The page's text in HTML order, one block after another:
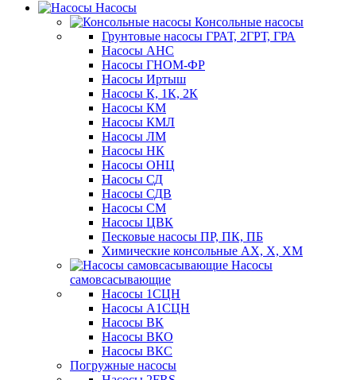
Насосы
Консольные насосы
Грунтовые насосы ГРАТ, 2ГРТ, ГРА
Насосы АНС
Насосы ГНОМ-ФР
Насосы Иртыш
Насосы К, 1К, 2К
Насосы КМ
Насосы КМЛ
Насосы ЛМ
Насосы НК
Насосы ОНЦ
Насосы СД
Насосы СДВ
Насосы СМ
Насосы ЦВК
Песковые насосы ПР, ПК, ПБ
Химические консольные АХ, Х, ХМ
Насосы
самовсасывающие
Насосы 1СЦН
Насосы А1СЦН
Насосы ВК
Насосы ВКО
Насосы ВКС
Погружные насосы